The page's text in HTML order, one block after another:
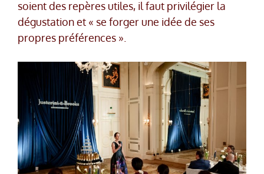
soient des repères utiles, il faut privilégier la
dégustation et « se forger une idée de ses
propres préférences ».